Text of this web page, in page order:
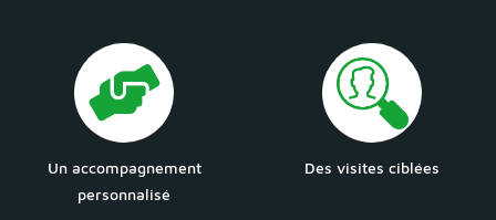
Un accompagnement
personnalisé
Des visites ciblées